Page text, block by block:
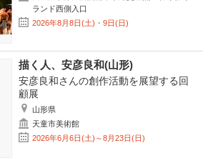
ランド西側入口
2026年8月8日(土)・9日(日)
描く人、安彦良和(山形)
安彦良和さんの創作活動を展望する回
顧展
山形県
天童市美術館
2026年6月6日(土)～8月23日(日)